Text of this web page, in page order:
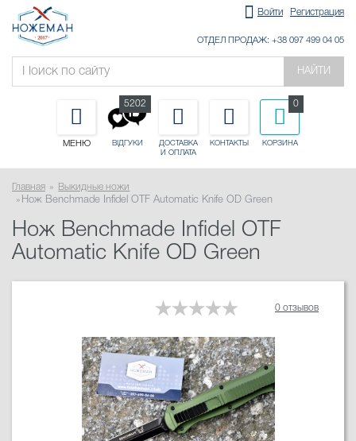
Войти Регистрация
ОТДЕЛ ПРОДАЖ: +38 097 499 04 05
НАЙТИ
МЕНЮ ВІДГУКИ
5202
ДОСТАВКА
И ОПЛАТА
КОНТАКТЫ КОРЗИНА
0
Главная
Выкидные ножи
Нож Benchmade Infidel OTF Automatic Knife OD Green
Нож Benchmade Infidel OTF
Automatic Knife OD Green
0 отзывов